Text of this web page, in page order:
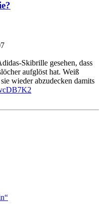
Skibrille gesehen, dass
aufglöst hat. Weiß
wieder abzudecken damits